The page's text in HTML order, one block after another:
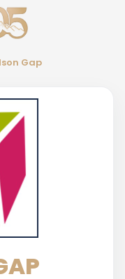
Gap